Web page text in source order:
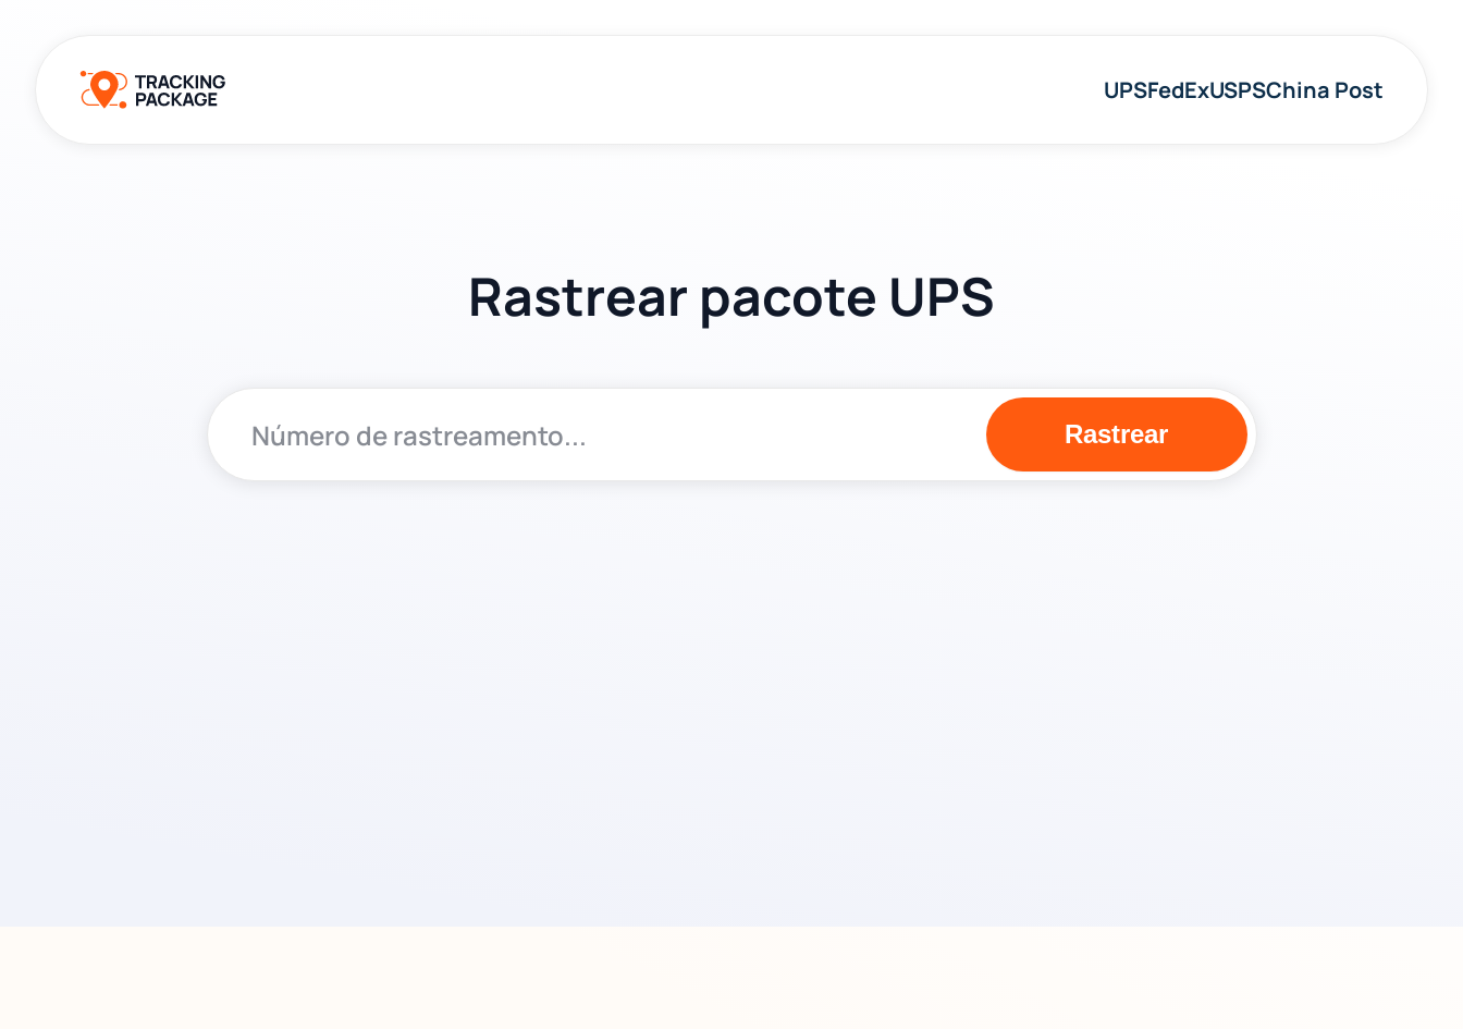
UPSFedExUSPSChina Post
Rastrear pacote UPS
Rastrear